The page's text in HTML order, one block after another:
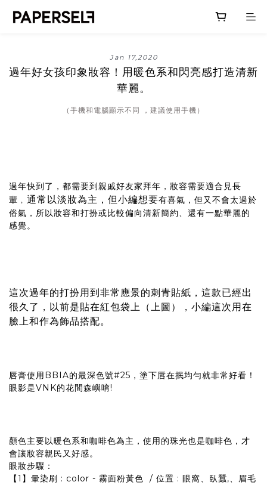
Jan 17,2020
過年好女孩印象妝容！用暖色系和閃亮感打造清新
華麗。
（手機和電腦顯示不同 ，建議使用手機）
過年快到了，都需要到親戚好友家拜年，妝容需要適合見長
輩﹐ 通常以淡妝為主，但小編想要有喜氣，但又不會太過於
俗氣，所以妝容和打扮或比較偏向清新簡約、還有一點華麗的
感覺。
這次過年的打扮用到非常應景的刺青貼紙，這款已經出
很久了，以前是貼在紅包袋上（上圖），小編這次用在
臉上和作為飾品搭配。
唇膏使用BBIA的最深色號#25，塗下唇在抿均勻就非常好看！
眼影是VNK的花間森嶼唷!
顏色主要以暖色系和咖啡色為主，使用的珠光也是咖啡色，才
會讓妝容親民又好感。
眼妝步驟：
【1】暈染刷 : color - 霧面粉黃色 / 位置 : 眼窩、臥蠶,、眉毛